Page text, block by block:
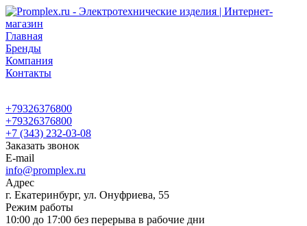
Главная
Бренды
Компания
Контакты
+79326376800
+79326376800
+7 (343) 232-03-08
Заказать звонок
E-mail
info@promplex.ru
Адрес
г. Екатеринбург, ул. Онуфриева, 55
Режим работы
10:00 до 17:00 без перерыва в рабочие дни